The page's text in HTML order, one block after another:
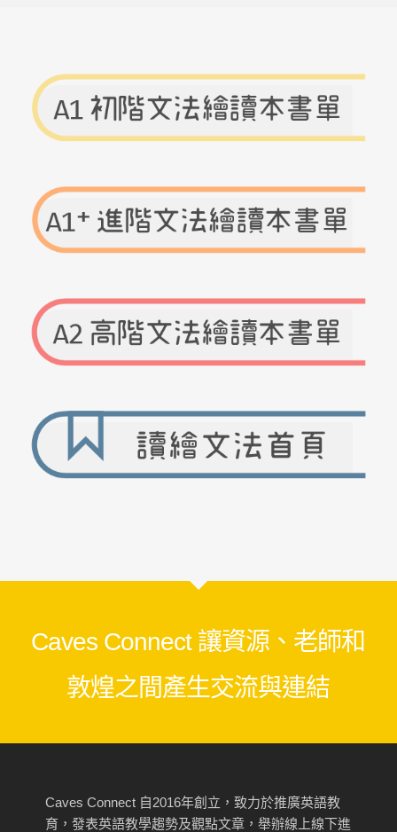
Caves Connect 讓資源、老師和
敦煌之間產生交流與連結
Caves Connect 自2016年創立，致力於推廣英語教
育，發表英語教學趨勢及觀點文章，舉辦線上線下進